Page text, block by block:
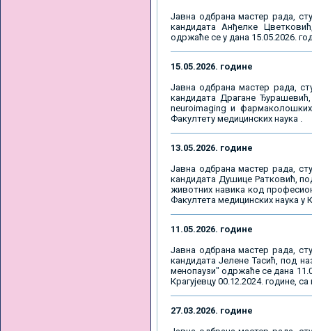
Јавна одбрана мастер рада,
кандидата Анђелке
одржаће се у дана 15.05.2026.
15.05.2026. године
Јавна одбрана мастер рада,
кандидата Драгане Ђурашевић,
neuroimaging и
Факултету медицинских наука .
13.05.2026. године
Јавна одбрана мастер рада,
кандидата Душице Ратковић,
животних навика код
Факултета медицинских наука у
11.05.2026. године
Јавна одбрана мастер рада,
кандидата Јелене Тасић, под
менопаузи" одржаће се дана
Крагујевцу 00.12.2024. године,
27.03.2026. године